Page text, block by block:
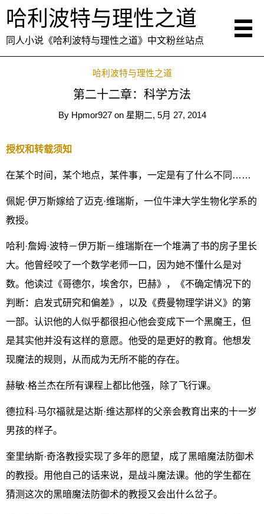
哈利波特与理性之道
同人小说《哈利波特与理性之道》中文粉丝站点
哈利波特与理性之道
第二十二章：科学方法
By Hpmor927 on 星期二, 5月 27, 2014
授权和转载须知
在某个时间，某个地点，某件事，一定是有了什么不同……
佩妮·伊万斯嫁给了迈克·维瑞斯，一位牛津大学生物化学系的
教授。
哈利·詹姆·波特－伊万斯－维瑞斯在一个堆满了书的房子里长
大。他曾经咬了一个数学老师一口，因为她不懂什么是对
数。他读过《哥德尔，埃舍尔，巴赫》，《不确定情况下的
判断：启发式研究和偏差》，以及《费曼物理学讲义》的第
一部。认识他的人似乎都很担心他会变成下一个黑魔王，但
是其实他并没有这样的意愿。他受的是更好的教育。他想发
现魔法的规则，从而成为无所不能的存在。
赫敏·格兰杰在所有课程上都比他强，除了飞行课。
德拉科·马尔福就是达斯·维达那样的父亲会教育出来的十一岁
男孩的样子。
奎里纳斯·奇洛教授实现了多年的愿望，成了黑暗魔法防御术
的教授。用他自己的话来说，是战斗魔法课。他的学生都在
猜测这次的黑暗魔法防御术的教授又会出什么岔子。